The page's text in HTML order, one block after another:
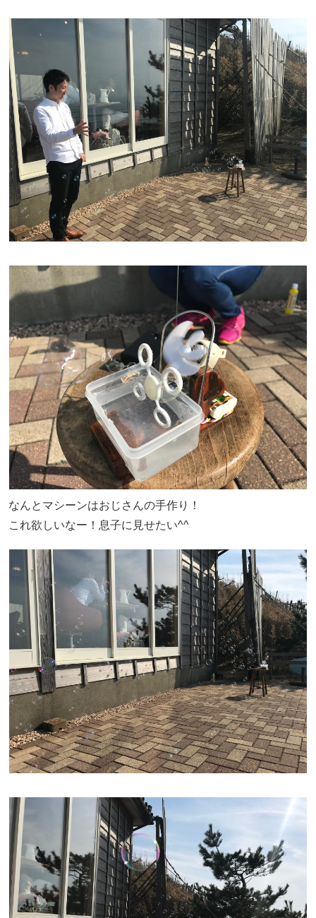
なんとマシーンはおじさんの手作り！
これ欲しいなー！息子に見せたい^^